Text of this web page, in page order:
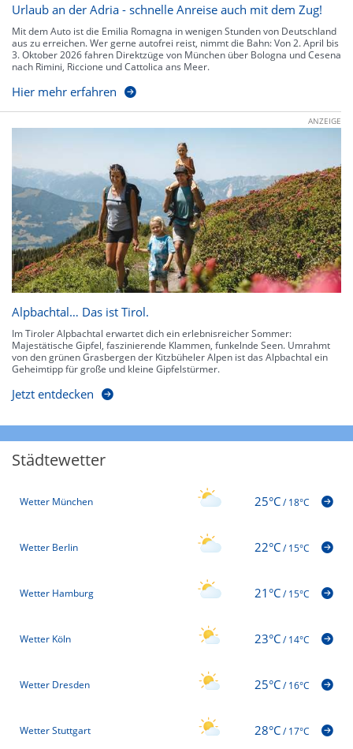
Urlaub an der Adria - schnelle Anreise auch mit dem Zug!
Mit dem Auto ist die Emilia Romagna in wenigen Stunden von Deutschland
aus zu erreichen. Wer gerne autofrei reist, nimmt die Bahn: Von 2. April bis
3. Oktober 2026 fahren Direktzüge von München über Bologna und Cesena
nach Rimini, Riccione und Cattolica ans Meer.
Hier mehr erfahren
ANZEIGE
Alpbachtal… Das ist Tirol.
Im Tiroler Alpbachtal erwartet dich ein erlebnisreicher Sommer:
Majestätische Gipfel, faszinierende Klammen, funkelnde Seen. Umrahmt
von den grünen Grasbergen der Kitzbüheler Alpen ist das Alpbachtal ein
Geheimtipp für große und kleine Gipfelstürmer.
Jetzt entdecken
Städtewetter
Wetter München 25°C/18°C
Wetter Berlin 22°C/15°C
Wetter Hamburg 21°C/15°C
Wetter Köln 23°C/14°C
Wetter Dresden 25°C/16°C
Wetter Stuttgart 28°C/17°C